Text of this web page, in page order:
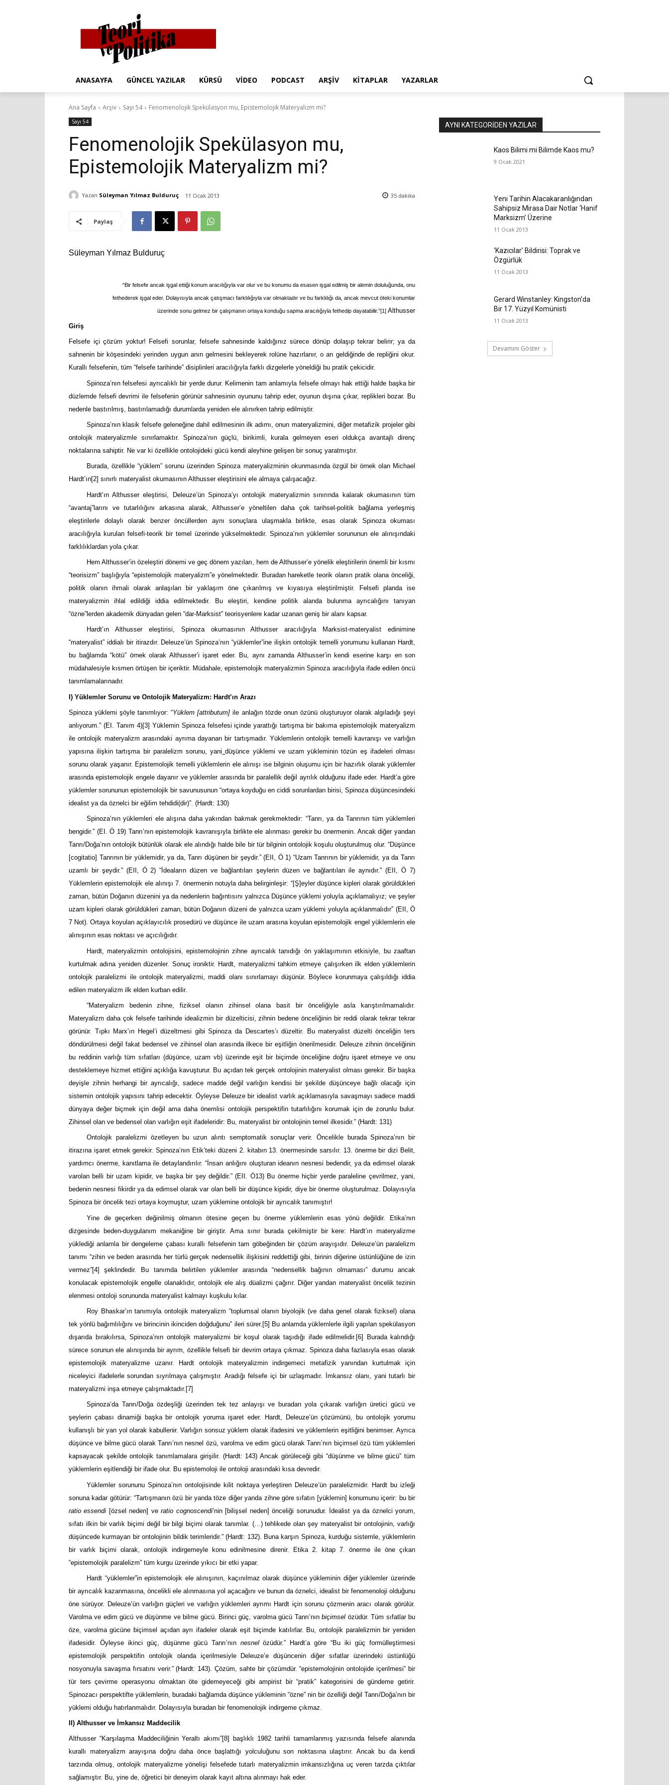
ANASAYFA GÜNCEL YAZILAR KÜRSÜ VIDEO PODCAST ARŞIV KITAPLAR YAZARLAR
Ana Sayfa Arşiv Sayı 54 Fenomenolojik Spekülasyon mu, Epistemolojik Materyalizm mi?
Sayı 54
Fenomenolojik Spekülasyon mu,
Epistemolojik Materyalizm mi?
Yazan Süleyman Yılmaz Bulduruç 11 Ocak 2013 35 dakika
Paylaş
Süleyman Yılmaz Bulduruç
“Bir felsefe ancak işgal ettiği konum aracılığıyla var olur ve bu konumu da esasen işgal edilmiş bir alemin doluluğunda, onu
fethederek işgal eder. Dolayısıyla ancak çatışmacı farklılığıyla var olmaktadır ve bu farklılığı da, ancak mevcut öteki konumlar
üzerinde sonu gelmez bir çalışmanın ortaya konduğu sapma aracılığıyla fethedip dayatabilir.”[1] Althusser
Giriş
Felsefe içi çözüm yoktur! Felsefi sorunlar, felsefe sahnesinde kaldığınız sürece dönüp dolaşıp tekrar belirir; ya da
sahnenin bir köşesindeki yerinden uygun anın gelmesini bekleyerek rolüne hazırlanır, o an geldiğinde de repliğini okur.
Kurallı felsefenin, tüm “felsefe tarihinde” disiplinleri aracılığıyla farklı dizgelerle yöneldiği bu pratik çekicidir.
Spinoza’nın felsefesi ayrıcalıklı bir yerde durur. Kelimenin tam anlamıyla felsefe olmayı hak ettiği halde başka bir
düzlemde felsefi devrimi ile felsefenin görünür sahnesinin oyununu tahrip eder, oyunun dışına çıkar, replikleri bozar. Bu
nedenle bastırılmış, bastırılamadığı durumlarda yeniden ele alınırken tahrip edilmiştir.
Spinoza’nın klasik felsefe geleneğine dahil edilmesinin ilk adımı, onun materyalizmini, diğer metafizik projeler gibi
ontolojik materyalizmle sınırlamaktır. Spinoza’nın güçlü, birikimli, kurala gelmeyen eseri oldukça avantajlı direnç
noktalarına sahiptir. Ne var ki özellikle ontolojideki gücü kendi aleyhine gelişen bir sonuç yaratmıştır.
Burada, özellikle “yüklem” sorunu üzerinden Spinoza materyalizminin okunmasında özgül bir örnek olan Michael
Hardt’ın[2] sınırlı materyalist okumasının Althusser eleştirisini ele almaya çalışacağız.
Hardt’ın Althusser eleştirisi, Deleuze’ün Spinoza’yı ontolojik materyalizmin sınırında kalarak okumasının tüm
“avantaj”larını ve tutarlılığını arkasına alarak, Althusser’e yöneltilen daha çok tarihsel-politik bağlama yerleşmiş
eleştirilerle dolaylı olarak benzer öncüllerden aynı sonuçlara ulaşmakla birlikte, esas olarak Spinoza okuması
aracılığıyla kurulan felsefi-teorik bir temel üzerinde yükselmektedir. Spinoza’nın yüklemler sorununun ele alınışındaki
farklılıklardan yola çıkar.
Hem Althusser’in özeleştiri dönemi ve geç dönem yazıları, hem de Althusser’e yönelik eleştirilerin önemli bir kısmı
“teorisizm” başlığıyla “epistemolojik materyalizm”e yönelmektedir. Buradan hareketle teorik olanın pratik olana önceliği,
politik olanın ihmali olarak anlaşılan bir yaklaşım öne çıkarılmış ve kıyasıya eleştirilmiştir. Felsefi planda ise
materyalizmin ihlal edildiği iddia edilmektedir. Bu eleştiri, kendine politik alanda bulunma ayrıcalığını tanıyan
“özne”lerden akademik dünyadan gelen “dar-Marksist” teorisyenlere kadar uzanan geniş bir alanı kapsar.
Hardt’ın Althusser eleştirisi, Spinoza okumasının Althusser aracılığıyla Marksist-materyalist edinimine
“materyalist” iddialı bir itirazdır. Deleuze’ün Spinoza’nın “yüklemler”ine ilişkin ontolojik temelli yorumunu kullanan Hardt,
bu bağlamda “kötü” örnek olarak Althusser’i işaret eder. Bu, aynı zamanda Althusser’in kendi eserine karşı en son
müdahalesiyle kısmen örtüşen bir içeriktir. Müdahale, epistemolojik materyalizmin Spinoza aracılığıyla ifade edilen öncü
tanımlamalarınadır.
I) Yüklemler Sorunu ve Ontolojik Materyalizm: Hardt’ın Arazı
Spinoza yüklemi şöyle tanımlıyor: “Yüklem [attributum] ile anlağın tözde onun özünü oluşturuyor olarak algıladığı şeyi
anlıyorum.” (EI. Tanım 4)[3] Yüklemin Spinoza felsefesi içinde yarattığı tartışma bir bakıma epistemolojik materyalizm
ile ontolojik materyalizm arasındaki ayrıma dayanan bir tartışmadır. Yüklemlerin ontolojik temelli kavranışı ve varlığın
yapısına ilişkin tartışma bir paralelizm sorunu, yani düşünce yüklemi ve uzam yükleminin tözün eş ifadeleri olması
sorunu olarak yaşanır. Epistemolojik temelli yüklemlerin ele alınışı ise bilginin oluşumu için bir hazırlık olarak yüklemler
arasında epistemolojik engele dayanır ve yüklemler arasında bir paralellik değil ayrılık olduğunu ifade eder. Hardt’a göre
yüklemler sorununun epistemolojik bir savunusunun “ortaya koyduğu en ciddi sorunlardan birisi, Spinoza düşüncesindeki
idealist ya da öznelci bir eğilim tehdidi(dir)”. (Hardt: 130)
Spinoza’nın yüklemleri ele alışına daha yakından bakmak gerekmektedir: “Tanrı, ya da Tanrının tüm yüklemleri
bengidir.” (EI. Ö 19) Tanrı’nın epistemolojik kavranışıyla birlikte ele alınması gerekir bu önermenin. Ancak diğer yandan
Tanrı/Doğa’nın ontolojik bütünlük olarak ele alındığı halde bile bir tür bilginin ontolojik koşulu oluşturulmuş olur. “Düşünce
[cogitatio] Tanrının bir yüklemidir, ya da, Tanrı düşünen bir şeydir.” (EII, Ö 1) “Uzam Tanrının bir yüklemidir, ya da Tanrı
uzamlı bir şeydir.” (EII, Ö 2) “İdeaların düzen ve bağlantıları şeylerin düzen ve bağlantıları ile aynıdır.” (EII, Ö 7)
Yüklemlerin epistemolojik ele alınışı 7. önermenin notuyla daha belirginleşir: “[Ş]eyler düşünce kipleri olarak görüldükleri
zaman, bütün Doğanın düzenini ya da nedenlerin bağıntısını yalnızca Düşünce yüklemi yoluyla açıklamalıyız; ve şeyler
uzam kipleri olarak görüldükleri zaman, bütün Doğanın düzeni de yalnızca uzam yüklemi yoluyla açıklanmalıdır” (EII, Ö
7 Not). Ortaya koyulan açıklayıcılık prosedürü ve düşünce ile uzam arasına koyulan epistemolojik engel yüklemlerin ele
alınışının esas noktası ve açıcılığıdır.
Hardt, materyalizmin ontolojisini, epistemolojinin zihne ayrıcalık tanıdığı ön yaklaşımının etkisiyle, bu zaaftan
kurtulmak adına yeniden düzenler. Sonuç ironiktir. Hardt, materyalizmi tahkim etmeye çalışırken ilk elden yüklemlerin
ontolojik paralelizmi ile ontolojik materyalizmi, maddi olanı sınırlamayı düşünür. Böylece korunmaya çalışıldığı iddia
edilen materyalizm ilk elden kurban edilir.
“Materyalizm bedenin zihne, fiziksel olanın zihinsel olana basit bir önceliğiyle asla karıştırılmamalıdır.
Materyalizm daha çok felsefe tarihinde idealizmin bir düzelticisi, zihnin bedene önceliğinin bir reddi olarak tekrar tekrar
görünür. Tıpkı Marx’ın Hegel’i düzeltmesi gibi Spinoza da Descartes’ı düzeltir. Bu materyalist düzelti önceliğin ters
döndürülmesi değil fakat bedensel ve zihinsel olan arasında ilkece bir eşitliğin önerilmesidir. Deleuze zihnin önceliğinin
bu reddinin varlığı tüm sıfatları (düşünce, uzam vb) üzerinde eşit bir biçimde önceliğine doğru işaret etmeye ve onu
desteklemeye hizmet ettiğini açıklığa kavuşturur. Bu açıdan tek gerçek ontolojinin materyalist olması gerekir. Bir başka
deyişle zihnin herhangi bir ayrıcalığı, sadece madde değil varlığın kendisi bir şekilde düşünceye bağlı olacağı için
sistemin ontolojik yapısını tahrip edecektir. Öyleyse Deleuze bir idealist varlık açıklamasıyla savaşmayı sadece maddi
dünyaya değer biçmek için değil ama daha önemlisi ontolojik perspektifin tutarlılığını korumak için de zorunlu bulur.
Zihinsel olan ve bedensel olan varlığın eşit ifadeleridir: Bu, materyalist bir ontolojinin temel ilkesidir.” (Hardt: 131)
Ontolojik paralelizmi özetleyen bu uzun alıntı semptomatik sonuçlar verir. Öncelikle burada Spinoza’nın bir
itirazına işaret etmek gerekir. Spinoza’nın Etik’teki düzeni 2. kitabın 13. önermesinde sarsılır. 13. önerme bir dizi Belit,
yardımcı önerme, kanıtlama ile detaylandırılır. “İnsan anlığını oluşturan ideanın nesnesi bedendir, ya da edimsel olarak
varolan belli bir uzam kipidir, ve başka bir şey değildir.” (EII. Ö13) Bu önerme hiçbir yerde paraleline çevrilmez, yani,
bedenin nesnesi fikirdir ya da edimsel olarak var olan belli bir düşünce kipidir, diye bir önerme oluşturulmaz. Dolayısıyla
Spinoza bir öncelik tezi ortaya koymuştur, uzam yüklemine ontolojik bir ayrıcalık tanımıştır!
Yine de geçerken değinilmiş olmanın ötesine geçen bu önerme yüklemlerin esas yönü değildir. Etika’nın
dizgesinde beden-duygulanım mekaniğine bir giriştir. Ama sınır burada çekilmiştir bir kere: Hardt’ın materyalizme
yüklediği anlamla bir dengeleme çabası kurallı felsefenin tam göbeğinden bir çözüm arayışıdır. Deleuze’ün paralelizm
tanımı “zihin ve beden arasında her türlü gerçek nedensellik ilişkisini reddettiği gibi, birinin diğerine üstünlüğüne de izin
vermez”[4] şeklindedir. Bu tanımda belirtilen yüklemler arasında “nedensellik bağının olmaması” durumu ancak
konulacak epistemolojik engelle olanaklıdır, ontolojik ele alış düalizmi çağırır. Diğer yandan materyalist öncelik tezinin
elenmesi ontoloji sorununda materyalist kalmayı kuşkulu kılar.
Roy Bhaskar’ın tanımıyla ontolojik materyalizm “toplumsal olanın biyolojik (ve daha genel olarak fiziksel) olana
tek yönlü bağımlılığını ve birincinin ikinciden doğduğunu” ileri sürer. [5] Bu anlamda yüklemlerle ilgili yapılan spekülasyon
dışarıda bırakılırsa, Spinoza’nın ontolojik materyalizmi bir koşul olarak taşıdığı ifade edilmelidir. [6]
Burada kalındığı
sürece sorunun ele alınışında bir ayrım, özellikle felsefi bir devrim ortaya çıkmaz. Spinoza daha fazlasıyla esas olarak
epistemolojik materyalizme uzanır. Hardt ontolojik materyalizmin indirgemeci metafizik yanından kurtulmak için
niceleyici ifadelerle sorundan sıyrılmaya çalışmıştır. Aradığı felsefe içi bir uzlaşmadır. İmkansız olanı, yani tutarlı bir
materyalizmi inşa etmeye çalışmaktadır. [7]
Spinoza’da Tanrı/Doğa özdeşliği üzerinden tek tez anlayışı ve buradan yola çıkarak varlığın üretici gücü ve
şeylerin çabası dinamiği başka bir ontolojik yoruma işaret eder. Hardt, Deleuze’ün çözümünü, bu ontolojik yorumu
kullanışlı bir yan yol olarak kabullenir. Varlığın sonsuz yüklem olarak ifadesini ve yüklemlerin eşitliğini benimser. Ayrıca
düşünce ve bilme gücü olarak Tanrı’nın nesnel özü, varolma ve edim gücü olarak Tanrı’nın biçimsel özü tüm yüklemleri
kapsayacak şekilde ontolojik tanımlamalara girişilir. (Hardt: 143) Ancak görüleceği gibi “düşünme ve bilme gücü” tüm
yüklemlerin eşitlendiği bir ifade olur. Bu epistemoloji ile ontoloji arasındaki kısa devredir.
Yüklemler sorununu Spinoza’nın ontolojisinde kilit noktaya yerleştiren Deleuze’ün paralelizmidir. Hardt bu izleği
sonuna kadar götürür: “Tartışmanın özü bir yanda töze diğer yanda zihne göre sıfatın [yüklemin] konumunu içerir: bu bir
ratio essendi [özsel neden] veratio cognoscendi’nin [bilişsel neden] önceliği sorunudur. İdealist ya da öznelci yorum,
sıfatı ilkin bir varlık biçimi değil bir bilgi biçimi olarak tanımlar. (…) tehlikede olan şey materyalist bir ontolojinin, varlığı
düşüncede kurmayan bir ontolojinin bildik terimleridir.” (Hardt: 132). Buna karşın Spinoza, kurduğu sistemle, yüklemlerin
bir varlık biçimi olarak, ontolojik indirgemeyle konu edinilmesine direnir. Etika 2. kitap 7. önerme ile öne çıkan
“epistemolojik paralelizm” tüm kurgu üzerinde yıkıcı bir etki yapar.
Hardt “yüklemler”in epistemolojik ele alınışının, kaçınılmaz olarak düşünce yükleminin diğer yüklemler üzerinde
bir ayrıcalık kazanmasına, öncelikli ele alınmasına yol açacağını ve bunun da öznelci, idealist bir fenomenoloji olduğunu
öne sürüyor. Deleuze’ün varlığın güçleri ve varlığın yüklemleri ayrımı Hardt için sorunu çözmenin aracı olarak görülür.
Varolma ve edim gücü ve düşünme ve bilme gücü. Birinci güç, varolma gücü Tanrı’nınbiçimsel özüdür. Tüm sıfatlar bu
öze, varolma gücüne biçimsel açıdan ayrı ifadeler olarak eşit biçimde katılırlar. Bu, ontolojik paralelizmin bir yeniden
ifadesidir. Öyleyse ikinci güç, düşünme gücü Tanrı’nın nesnelözüdür.” Hardt’a göre “Bu iki güç formülleştirmesi
epistemolojik perspektifin ontolojik olanda içerilmesiyle Deleuze’e düşüncenin diğer sıfatlar üzerindeki üstünlüğü
nosyonuyla savaşma fırsatını verir.” (Hardt: 143). Çözüm, sahte bir çözümdür. “epistemolojinin ontolojide içerilmesi” bir
tür ters çevirme operasyonu olmaktan öte gidemeyeceği gibi ampirist bir “pratik” kategorisini de gündeme getirir.
Spinozacı perspektifte yüklemlerin, buradaki bağlamda düşünce yükleminin “özne” nin bir özelliği değil Tanrı/Doğa’nın bir
yüklemi olduğu hatırlanmalıdır. Dolayısıyla buradan bir fenomenolojik indirgeme çıkmaz.
II) Althusser ve İmkansız Maddecilik
Althusser “Karşılaşma Maddeciliğinin Yeraltı akımı”[8]
başlıklı 1982 tarihli tamamlanmış yazısında felsefe alanında
kurallı materyalizm arayışına doğru daha önce başlattığı yolculuğunu son noktasına ulaştırır. Ancak bu da kendi
tarzında olmuş, ontolojik materyalizme yönelişi felsefede tutarlı materyalizmin imkansızlığına uç veren tarzda çıktılar
sağlamıştır. Bu, yine de, öğretici bir deneyim olarak kayıt altına alınmayı hak eder.
AYNI KATEGORIDEN YAZILAR
Kaos Bilimi mi Bilimde Kaos mu?
9 Ocak 2021
Yeni Tarihin Alacakaranlığından
Sahipsiz Mirasa Dair Notlar ‘Hanif
Marksizm’ Üzerine
11 Ocak 2013
‘Kazıcılar’ Bildirisi: Toprak ve
Özgürlük
11 Ocak 2013
Gerard Winstanley: Kingston’da
Bir 17. Yüzyıl Komünisti
11 Ocak 2013
Devamını Göster